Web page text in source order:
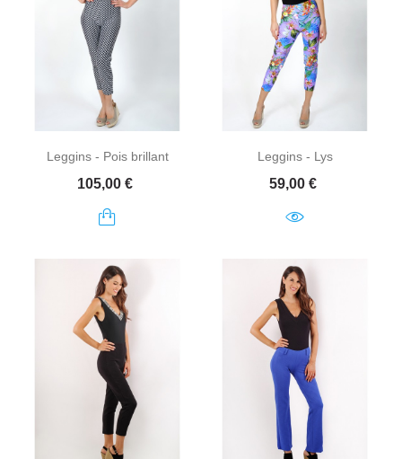
Leggins - Pois brillant
Prix
105,00 €
Leggins - Lys
Prix
59,00 €